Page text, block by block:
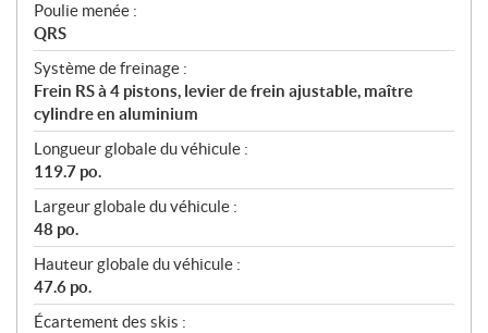
Poulie menée :
QRS
Système de freinage :
Frein RS à 4 pistons, levier de frein ajustable, maître
cylindre en aluminium
Longueur globale du véhicule :
119.7 po.
Largeur globale du véhicule :
48 po.
Hauteur globale du véhicule :
47.6 po.
Écartement des skis :